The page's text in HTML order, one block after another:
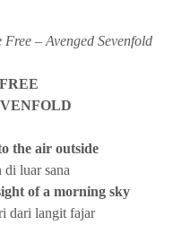
Free – Avenged Sevenfold
the air outside
di luar sana
of a morning sky
dari langit fajar